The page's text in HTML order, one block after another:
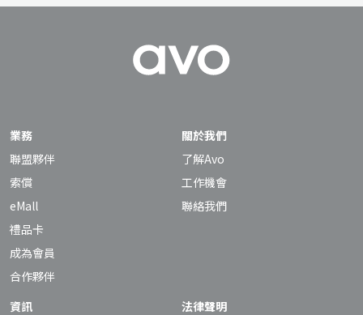
業務
聯盟夥伴
索償
eMall
禮品卡
成為會員
合作夥伴
關於我們
了解Avo
工作機會
聯絡我們
資訊
法律聲明